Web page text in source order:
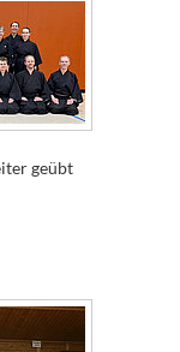
geübt